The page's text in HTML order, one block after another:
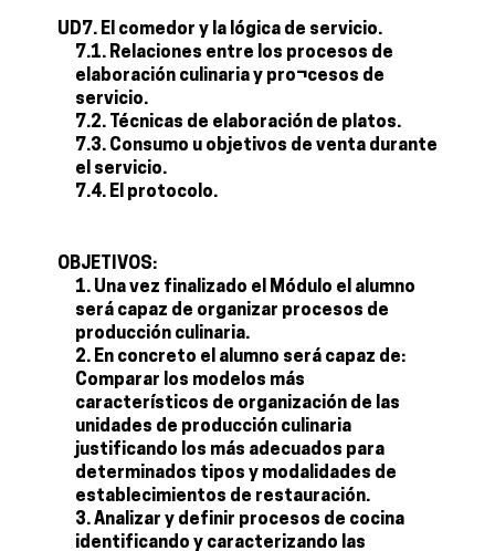
UD7. El comedor y la lógica de servicio.
7.1. Relaciones entre los procesos de
elaboración culinaria y pro¬cesos de
servicio.
7.2. Técnicas de elaboración de platos.
7.3. Consumo u objetivos de venta durante
el servicio.
7.4. El protocolo.
OBJETIVOS:
Una vez finalizado el Módulo el alumno
será capaz de organizar procesos de
producción culinaria.
En concreto el alumno será capaz de:
Comparar los modelos más
característicos de organización de las
unidades de producción culinaria
justificando los más adecuados para
determinados tipos y modalidades de
establecimientos de restauración.
Analizar y definir procesos de cocina
identificando y caracterizando las